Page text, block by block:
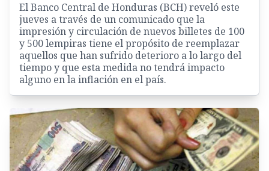
El Banco Central de Honduras (BCH) reveló este
jueves a través de un comunicado que la
impresión y circulación de nuevos billetes de 100
y 500 lempiras tiene el propósito de reemplazar
aquellos que han sufrido deterioro a lo largo del
tiempo y que esta medida no tendrá impacto
alguno en la inflación en el país.